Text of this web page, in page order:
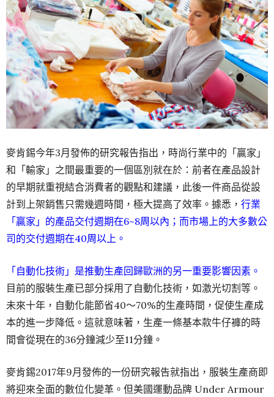
麥肯錫今年3月發佈的研究報告指出，時尚行業中的「贏家」
和「輸家」之間最重要的一個區別就在於：前者在產品設計
的早期就重視結合消費者的觀點和建議，此後一件商品從設
計到上架銷售只需幾週時間，極大提高了效率。據悉， 行業
「贏家」的產品交付週期在6~8周以內；而市場上的大多數公
司的交付週期在40周以上。
「自動化技術」是推動生產回歸歐洲的另一重要影響因素。
目前的服裝生產已部分採用了自動化技術，如激光切割等。
未來十年，自動化能節省40～70%的生產時間，促使生產成
本的進一步降低。這就意味著，生產一條基本款牛仔褲的時
間會從現在的36分鐘減少至11分鐘。
麥肯錫2017年9月發佈的一份研究報告就指出，服裝生產商即
將迎來全面的數位化變革。但美國運動品牌 Under Armour